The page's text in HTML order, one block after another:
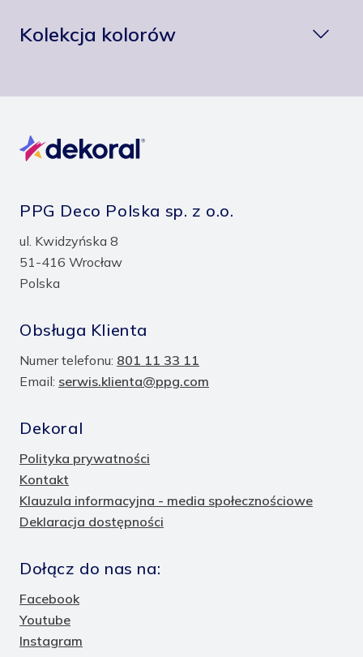
Kolekcja kolorów
PPG Deco Polska sp. z o.o.
ul. Kwidzyńska 8
51-416 Wrocław
Polska
Obsługa Klienta
Numer telefonu: 801 11 33 11
Email: serwis.klienta@ppg.com
Dekoral
Polityka prywatności
Kontakt
Klauzula informacyjna - media społecznościowe
Deklaracja dostępności
Dołącz do nas na:
Facebook
Youtube
Instagram